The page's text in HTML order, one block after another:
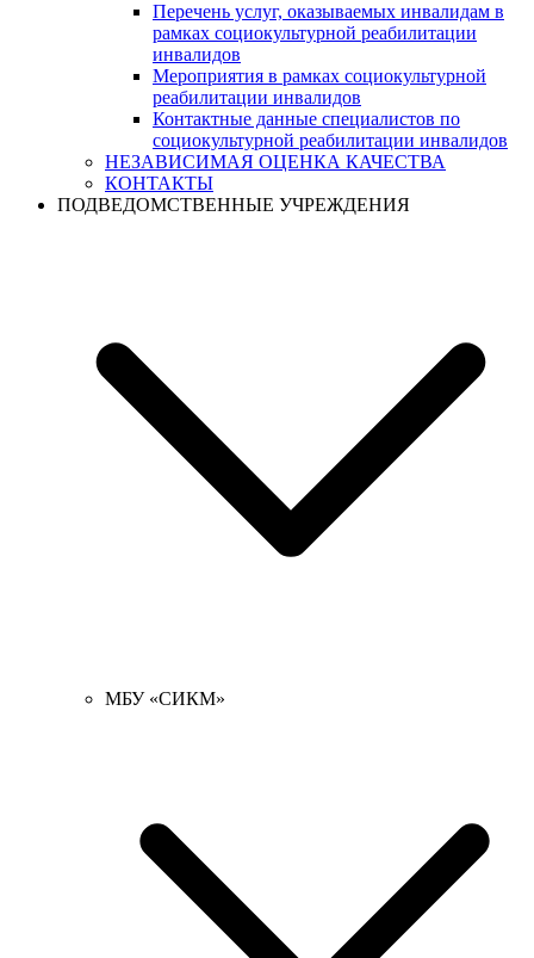
Перечень услуг, оказываемых инвалидам в
рамках социокультурной реабилитации
инвалидов
Мероприятия в рамках социокультурной
реабилитации инвалидов
Контактные данные специалистов по
социокультурной реабилитации инвалидов
НЕЗАВИСИМАЯ ОЦЕНКА КАЧЕСТВА
КОНТАКТЫ
ПОДВЕДОМСТВЕННЫЕ УЧРЕЖДЕНИЯ
МБУ «СИКМ»